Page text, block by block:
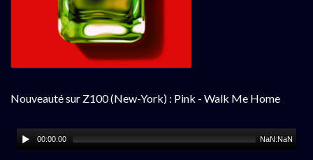
Nouveauté sur Z100 (New-York) : Pink - Walk Me Home
00:00:00 NaN:NaN